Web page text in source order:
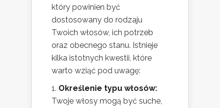
który powinien być
dostosowany do rodzaju
Twoich włosów, ich potrzeb
oraz obecnego stanu. Istnieje
kilka istotnych kwestii, które
warto wziąć pod uwagę:
Określenie typu włosów:
Twoje włosy mogą być suche,